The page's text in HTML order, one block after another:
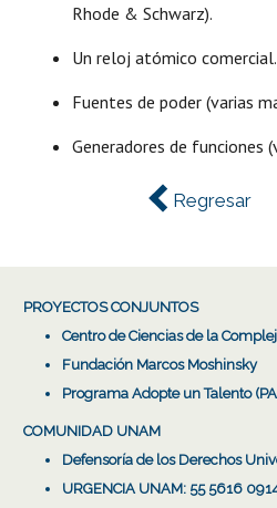
Rhode & Schwarz).
Un reloj atómico comercial.
Fuentes de poder (varias
Generadores de funciones
Regresar
PROYECTOS CONJUNTOS
Centro de Ciencias de la
Fundación Marcos Moshinsky
Programa Adopte un Talento
COMUNIDAD UNAM
Defensoría de los Derechos
URGENCIA UNAM: 55 5616